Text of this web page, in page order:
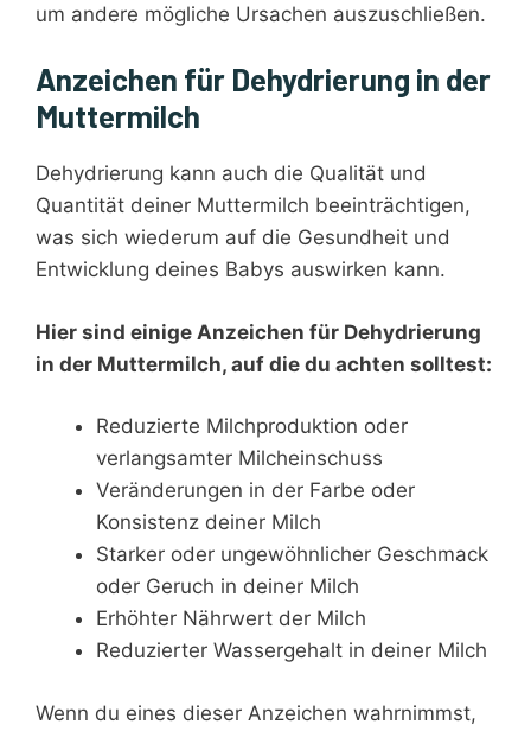
um andere mögliche Ursachen auszuschließen.
Anzeichen für Dehydrierung in der
Muttermilch
Dehydrierung kann auch die Qualität und
Quantität deiner Muttermilch beeinträchtigen,
was sich wiederum auf die Gesundheit und
Entwicklung deines Babys auswirken kann.
Hier sind einige Anzeichen für Dehydrierung
in der Muttermilch, auf die du achten solltest:
Reduzierte Milchproduktion oder
verlangsamter Milcheinschuss
Veränderungen in der Farbe oder
Konsistenz deiner Milch
Starker oder ungewöhnlicher Geschmack
oder Geruch in deiner Milch
Erhöhter Nährwert der Milch
Reduzierter Wassergehalt in deiner Milch
Wenn du eines dieser Anzeichen wahrnimmst,